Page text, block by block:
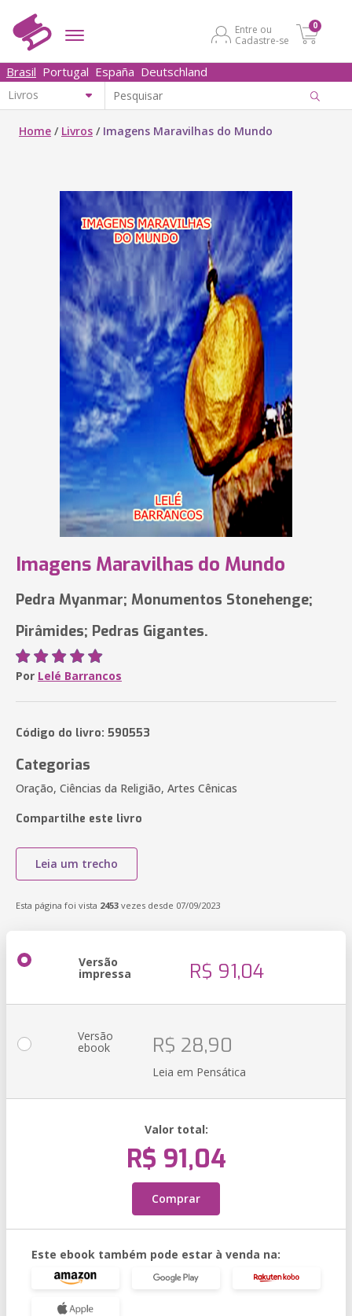
Entre ou
Cadastre-se
0
Brasil Portugal España Deutschland
Home / Livros / Imagens Maravilhas do Mundo
Imagens Maravilhas do Mundo
Pedra Myanmar; Monumentos Stonehenge;
Pirâmides; Pedras Gigantes.
Por Lelé Barrancos
Código do livro: 590553
Categorias
Oração, Ciências da Religião, Artes Cênicas
Compartilhe este livro
Leia um trecho
Esta página foi vista 2453 vezes desde 07/09/2023
Versão
impressa R$ 91,04
Versão
ebook R$ 28,90
Leia em Pensática
Valor total:
R$ 91,04
Comprar
Este ebook também pode estar à venda na: